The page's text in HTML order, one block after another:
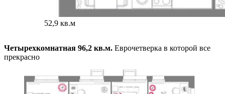
52,9 кв.м
Четырехкомнатная 96,2 кв.м. Еврочетверка в которой все
прекрасно